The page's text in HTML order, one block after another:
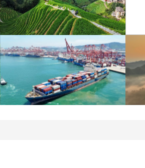
暑期出游 乐享美好时光